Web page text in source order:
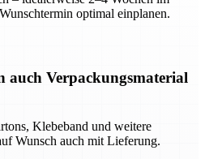
optimal einplanen.
auch Verpackungsmaterial
Klebeband und weitere
Wunsch auch mit Lieferung.